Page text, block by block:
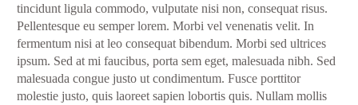
tincidunt ligula commodo, vulputate nisi non, consequat risus.
Pellentesque eu semper lorem. Morbi vel venenatis velit. In
fermentum nisi at leo consequat bibendum. Morbi sed ultrices
ipsum. Sed at mi faucibus, porta sem eget, malesuada nibh. Sed
malesuada congue justo ut condimentum. Fusce porttitor
molestie justo, quis laoreet sapien lobortis quis. Nullam mollis